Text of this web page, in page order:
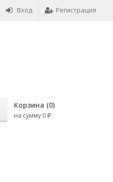
Вход Регистрация
Корзина (0)
на сумму 0 ₽